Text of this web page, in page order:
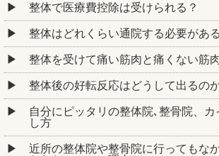
整体で医療費控除は受けられる？
整体はどれくらい通院する必要があ
整体を受けて痛い筋肉と痛くない筋
整体後の好転反応はどうして出るの
自分にピッタリの整体院､整骨院、
し方
近所の整体院や整骨院に行ってもな